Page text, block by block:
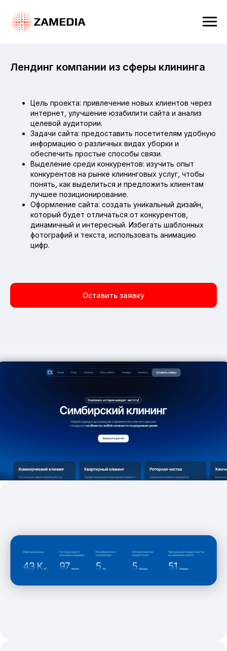
Лендинг компании из сферы клининга
Цель проекта: привлечение новых клиентов через
интернет, улучшение юзабилити сайта и анализ
целевой аудитории.
Задачи сайта: предоставить посетителям удобную
информацию о различных видах уборки и
обеспечить простые способы связи.
Выделение среди конкурентов: изучить опыт
конкурентов на рынке клининговых услуг, чтобы
понять, как выделиться и предложить клиентам
лучшее позиционирование.
Оформление сайта: создать уникальный дизайн,
который будет отличаться от конкурентов,
динамичный и интересный. Избегать шаблонных
фотографий и текста, использовать анимацию
цифр.
Оставить заявку